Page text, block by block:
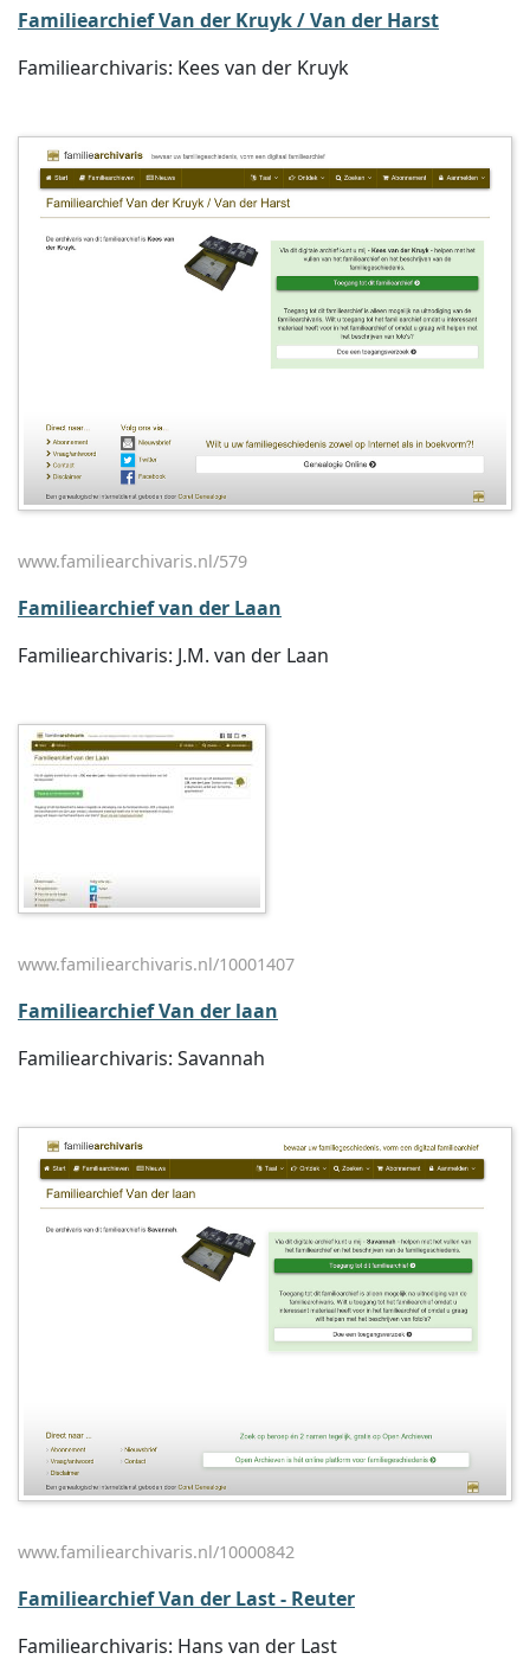
Familiearchief Van der Kruyk / Van der Harst
Familiearchivaris: Kees van der Kruyk
www.familiearchivaris.nl/579
Familiearchief van der Laan
Familiearchivaris: J.M. van der Laan
www.familiearchivaris.nl/10001407
Familiearchief Van der laan
Familiearchivaris: Savannah
www.familiearchivaris.nl/10000842
Familiearchief Van der Last - Reuter
Familiearchivaris: Hans van der Last